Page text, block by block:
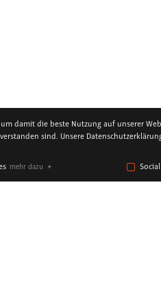
damit die beste Nutzung auf unserer
sind. Unsere
mehr dazu